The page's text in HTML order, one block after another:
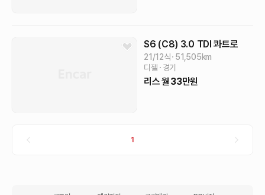
S6 (C8) 3.0 TDI 콰트로
21/12식 51,505km
디젤
경기
리스월 33만원
1